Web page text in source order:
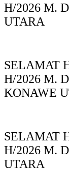
H/2026 M.
UTARA
SELAMAT
H/2026 M.
KONAWE
SELAMAT
H/2026 M.
UTARA